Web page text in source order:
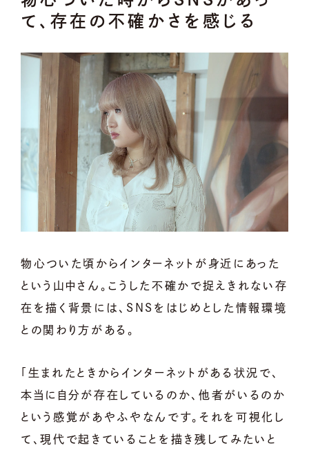
て、存在の不確かさを感じる
物心ついた頃からインターネットが身近にあった
という山中さん。こうした不確かで捉えきれない存
在を描く背景には、SNSをはじめとした情報環境
との関わり方がある。
「生まれたときからインターネットがある状況で、
本当に自分が存在しているのか、他者がいるのか
という感覚があやふやなんです。それを可視化し
て、現代で起きていることを描き残してみたいと